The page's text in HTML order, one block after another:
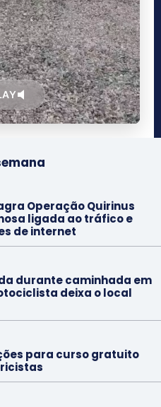
Operação Quirinus
ligada ao tráfico e
de internet
durante caminhada em
deixa o local
para curso gratuito